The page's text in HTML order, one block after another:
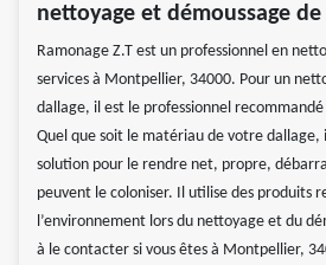
nettoyage et démoussage de
Ramonage Z.T est un professionnel en
services à Montpellier, 34000. Pour un
dallage, il est le professionnel
Quel que soit le matériau de votre dallage,
solution pour le rendre net, propre,
peuvent le coloniser. Il utilise des produits
l’environnement lors du nettoyage et du
à le contacter si vous êtes à Montpellier,